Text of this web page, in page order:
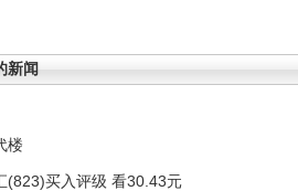
新闻
楼
(823)买入评级 看30.43元